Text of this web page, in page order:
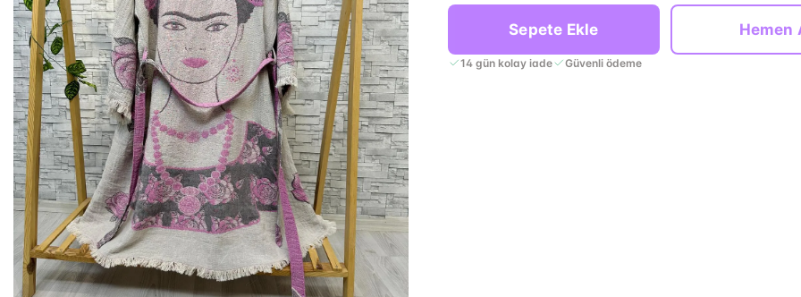
Sepete Ekle Hemen
14 gün kolay iade Güvenli ödeme